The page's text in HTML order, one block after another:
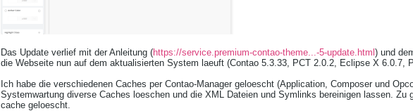
Das Update verlief mit der Anleitung (https://service.premium-contao-theme...-5-update.html ) und
die Webseite nun auf dem aktualisierten System laeuft (Contao 5.3.33, PCT 2.0.2, Eclipse X 6.0.7,
Ich habe die verschiedenen Caches per Contao-Manager geloescht (Application, Composer und
Systemwartung diverse Caches loeschen und die XML Dateien und Symlinks bereinigen lassen. Zu
cache geloescht.